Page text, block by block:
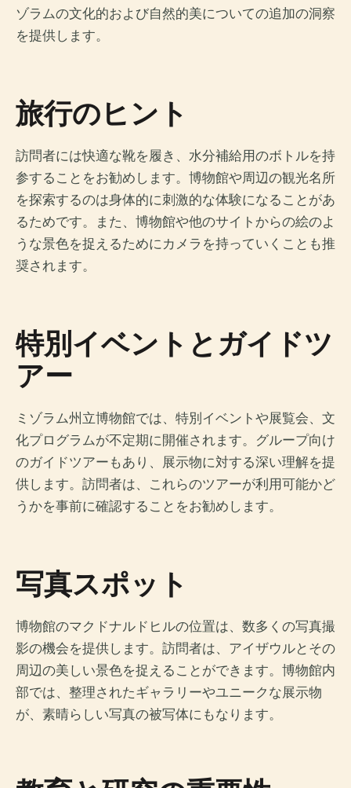
ゾラムの文化的および自然的美についての追加の洞察
を提供します。
旅行のヒント
訪問者には快適な靴を履き、水分補給用のボトルを持
参することをお勧めします。博物館や周辺の観光名所
を探索するのは身体的に刺激的な体験になることがあ
るためです。また、博物館や他のサイトからの絵のよ
うな景色を捉えるためにカメラを持っていくことも推
奨されます。
特別イベントとガイドツ
アー
ミゾラム州立博物館では、特別イベントや展覧会、文
化プログラムが不定期に開催されます。グループ向け
のガイドツアーもあり、展示物に対する深い理解を提
供します。訪問者は、これらのツアーが利用可能かど
うかを事前に確認することをお勧めします。
写真スポット
博物館のマクドナルドヒルの位置は、数多くの写真撮
影の機会を提供します。訪問者は、アイザウルとその
周辺の美しい景色を捉えることができます。博物館内
部では、整理されたギャラリーやユニークな展示物
が、素晴らしい写真の被写体にもなります。